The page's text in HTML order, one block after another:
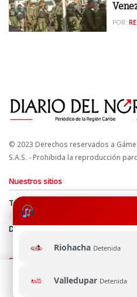
Riohacha Detenida
Valledupar Detenida
POR:
© 2023 Derechos reservados a
S.A.S. - Prohibida la reproducción
Nuestros sitios
Términos y Condiciones
Política de uso de cookies
Directrices Editoriales
Síguenos
Esta página web usa cookie
navegación, al continuar